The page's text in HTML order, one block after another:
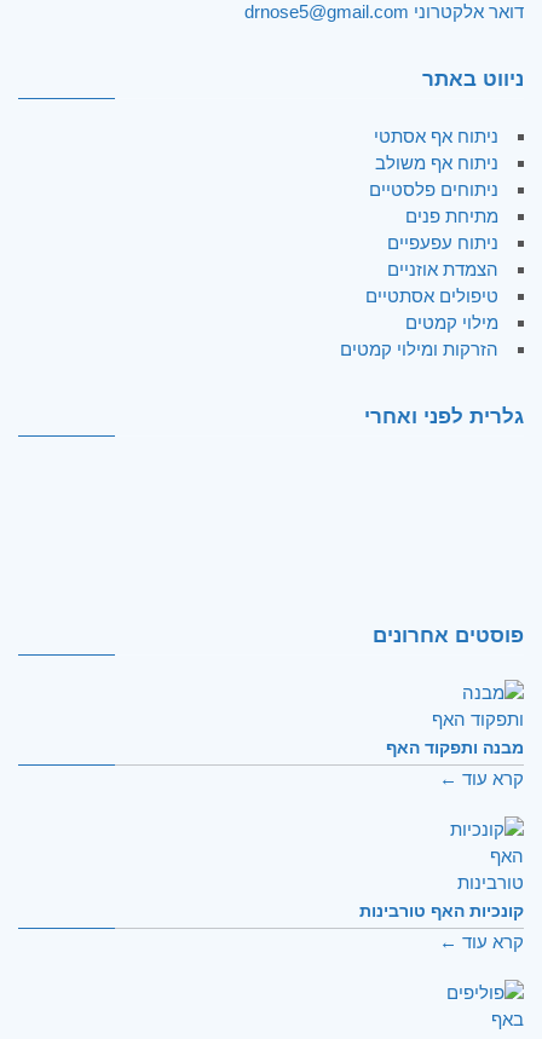
דואר אלקטרוני drnose5@gmail.com
ניווט באתר
ניתוח אף אסתטי
ניתוח אף משולב
ניתוחים פלסטיים
מתיחת פנים
ניתוח עפעפיים
הצמדת אוזניים
טיפולים אסתטיים
מילוי קמטים
הזרקות ומילוי קמטים
גלרית לפני ואחרי
פוסטים אחרונים
מבנה ותפקוד האף
קרא עוד ←
קונכיות האף טורבינות
קרא עוד ←